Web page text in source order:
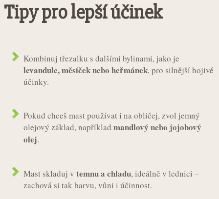
Tipy pro lepší účinek
Kombinuj třezalku s dalšími bylinami, jako je
levandule, měsíček nebo heřmánek, pro silnější hojivé
účinky.
Pokud chceš mast používat i na obličej, zvol jemný
olejový základ, například mandlový nebo jojobový
olej.
Mast skladuj v temnu a chladu, ideálně v lednici –
zachová si tak barvu, vůni i účinnost.